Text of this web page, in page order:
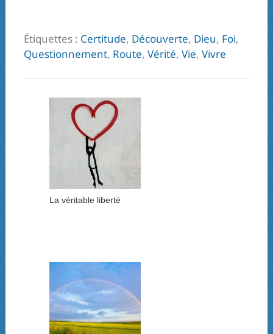
Étiquettes : Certitude, Découverte, Dieu, Foi,
Questionnement, Route,Vérité,Vie,Vivre
La véritable liberté